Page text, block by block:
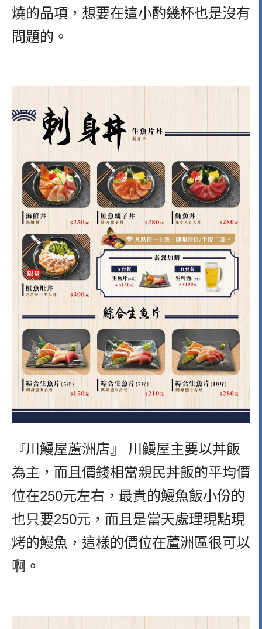
燒的品項， 想要在這小酌幾杯也是沒有
問題的。
『川鰻屋蘆洲店』 川鰻屋主要以丼飯
為主，而且價錢相當親民丼飯的平均價
位在250元左右，最貴的鰻魚飯小份的
也只要250元，而且是當天處理現點現
烤的鰻魚，這樣的價位在蘆洲區很可以
啊。